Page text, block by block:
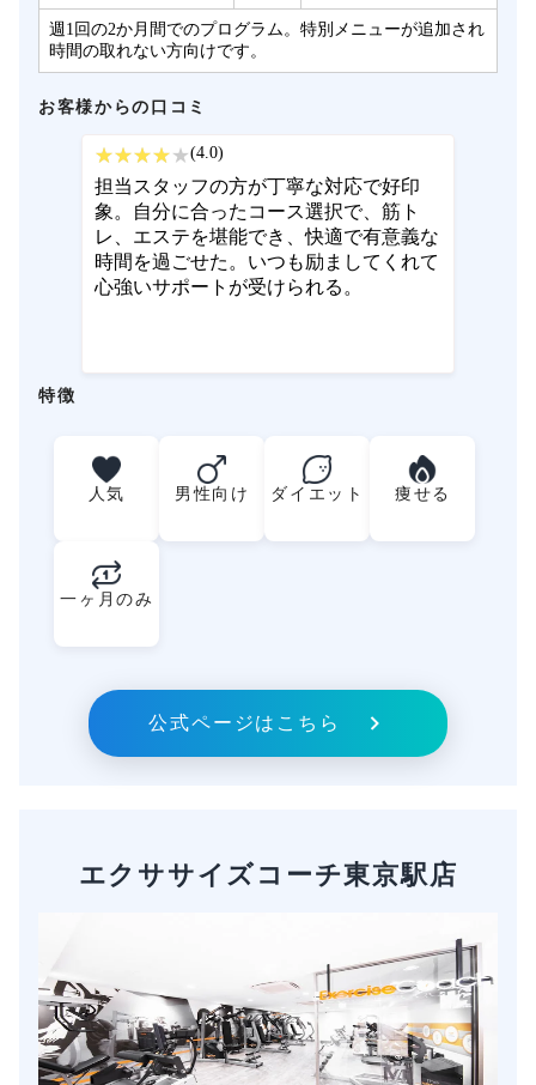
週1回の2か月間でのプログラム。特別メニューが追加され
時間の取れない方向けです。
お客様からの口コミ
(4.0)
担当スタッフの方が丁寧な対応で好印
象。自分に合ったコース選択で、筋ト
レ、エステを堪能でき、快適で有意義な
時間を過ごせた。いつも励ましてくれて
心強いサポートが受けられる。
特徴
人気 男性向け ダイエット 痩せる
一ヶ月のみ
公式ページはこちら
エクササイズコーチ東京駅店